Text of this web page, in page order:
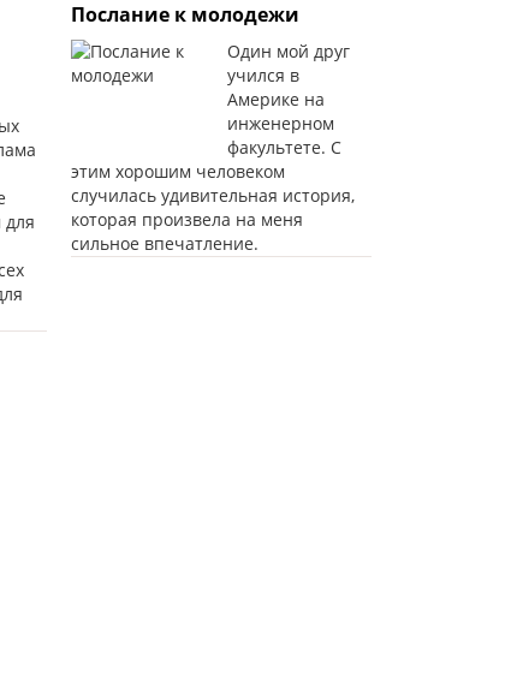
для
Послание к молодежи
Один мой друг
учился в
Америке на
инженерном
факультете. С
этим хорошим человеком
случилась удивительная история,
которая произвела на меня
сильное впечатление.